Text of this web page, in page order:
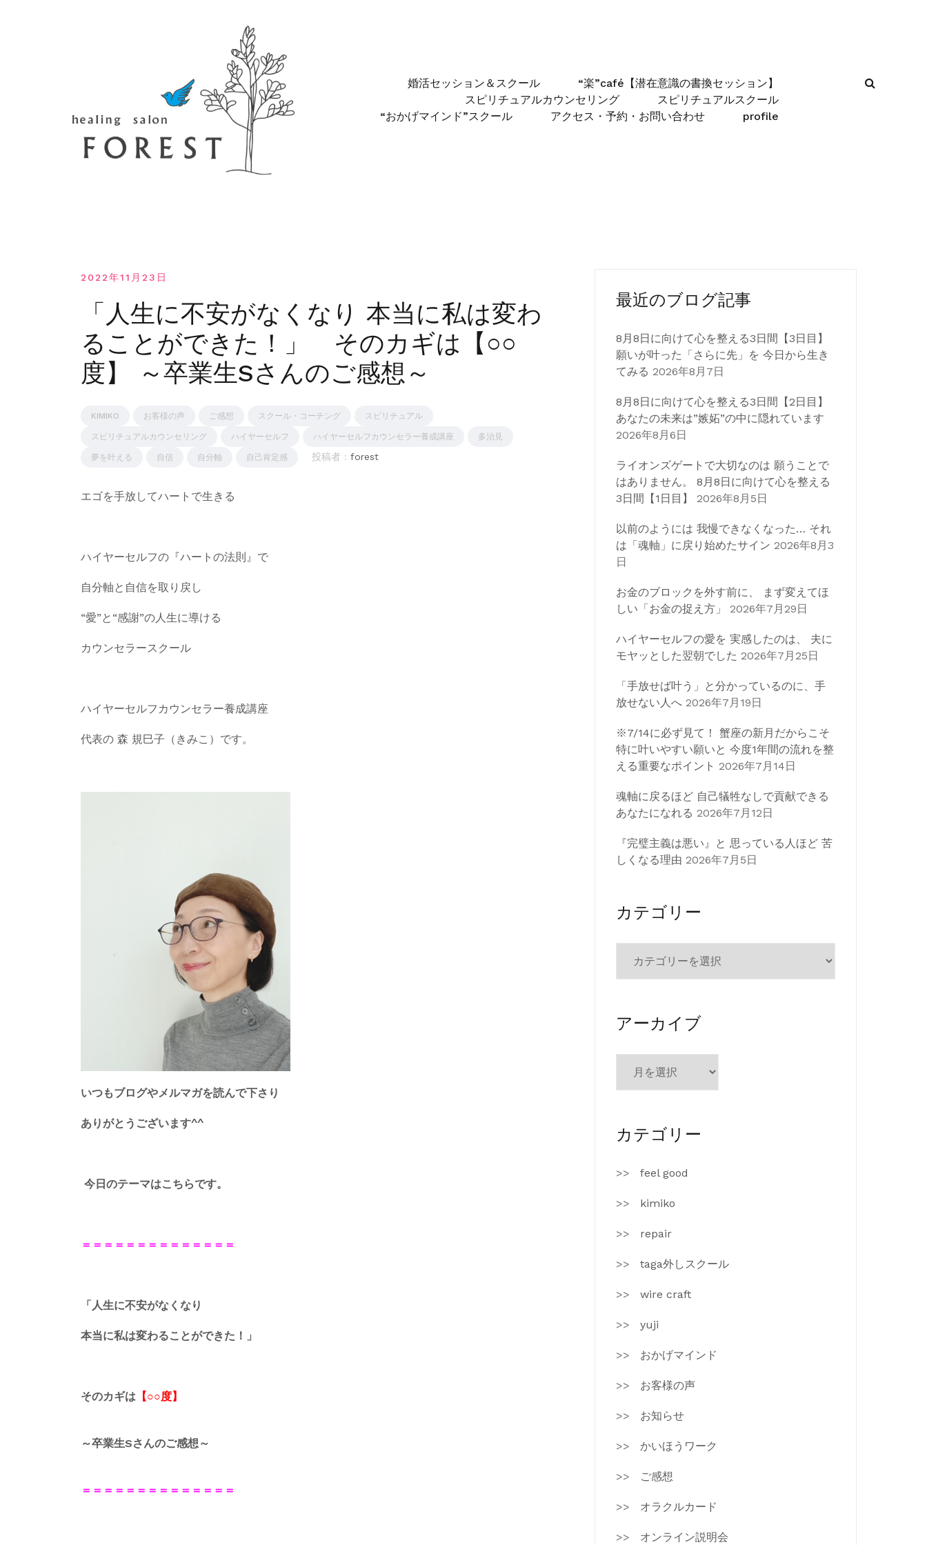
婚活セッション＆スクール
“楽”café【潜在意識の書換セッション】
スピリチュアルカウンセリング
スピリチュアルスクール
“おかげマインド”スクール
アクセス・予約・お問い合わせ profile
2022年11月23日
「人生に不安がなくなり 本当に私は変わ
ることができた！」 そのカギは【○○
度】 ～卒業生Sさんのご感想～
KIMIKO お客様の声 ご感想 スクール・コーチング スピリチュアル
スピリチュアルカウンセリング ハイヤーセルフ ハイヤーセルフカウンセラー養成講座 多治見
夢を叶える 自信 自分軸 自己肯定感 投稿者 : forest
エゴを手放してハートで生きる
ハイヤーセルフの『ハートの法則』で
自分軸と自信を取り戻し
“愛”と“感謝”の人生に導ける
カウンセラースクール
ハイヤーセルフカウンセラー養成講座
代表の 森 規巳子（きみこ）です。
いつもブログやメルマガを読んで下さり
ありがとうございます^^
今日のテーマはこちらです。
＝＝＝＝＝＝＝＝＝＝＝＝＝＝
「人生に不安がなくなり
本当に私は変わることができた！」
そのカギは 【○○度】
～卒業生Sさんのご感想～
＝＝＝＝＝＝＝＝＝＝＝＝＝＝
最近のブログ記事
8月8日に向けて心を整える3日間【3日目】
願いが叶った「さらに先」を 今日から生き
てみる 2026年8月7日
8月8日に向けて心を整える3日間【2日目】
あなたの未来は”嫉妬”の中に隠れています
2026年8月6日
ライオンズゲートで大切なのは 願うことで
はありません。 8月8日に向けて心を整える
3日間【1日目】
2026年8月5日
以前のようには 我慢できなくなった… それ
は「魂軸」に戻り始めたサイン 2026年8月3
日
お金のブロックを外す前に、 まず変えてほ
しい「お金の捉え方」
2026年7月29日
ハイヤーセルフの愛を 実感したのは、 夫に
モヤッとした翌朝でした 2026年7月25日
「手放せば叶う」と分かっているのに、手
放せない人へ 2026年7月19日
※7/14に必ず見て！ 蟹座の新月だからこそ
特に叶いやすい願いと 今度1年間の流れを整
える重要なポイント 2026年7月14日
魂軸に戻るほど 自己犠牲なしで貢献できる
あなたになれる 2026年7月12日
『完璧主義は悪い』と 思っている人ほど 苦
しくなる理由 2026年7月5日
カテゴリー
ゴ
ー
アーカイブ
カ
ブ
カテゴリー
feel good
kimiko
repair
taga外しスクール
wire craft
yuji
おかげマインド
お客様の声
お知らせ
かいほうワーク
ご感想
オラクルカード
オンライン説明会